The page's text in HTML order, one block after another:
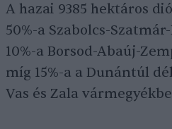
A hazai 9385 hektáros
50%-a Szabolcs-
10%-a Borsod-Abaúj-
míg 15%-a a Dunántúl
Vas és Zala